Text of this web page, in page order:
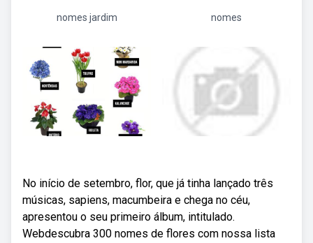
nomes jardim nomes
No início de setembro, flor, que já tinha lançado três
músicas, sapiens, macumbeira e chega no céu,
apresentou o seu primeiro álbum, intitulado.
Webdescubra 300 nomes de flores com nossa lista